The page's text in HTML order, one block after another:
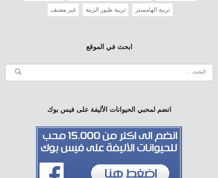
تربية الهامستر تربية طيور الزينة غير مصنف
ابحث في الموقع
انضم لمحبي الحيوانات الأليفة على فيس بوك